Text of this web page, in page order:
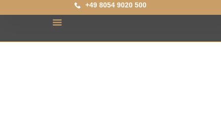
+49 8054 9020 500